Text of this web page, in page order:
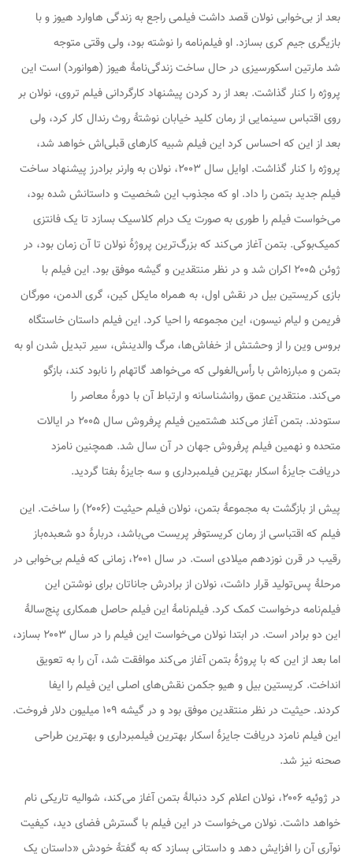
بعد ازبی‌خوابینولان قصد داشت فیلمی راجع به زندگی هاوارد هیوز و با
بازیگری جیم کری بسازد. او فیلم‌نامه را نوشته بود، ولی وقتی متوجه
شد مارتین اسکورسیزی در حال ساخت زندگی‌نامهٔ هیوز (هوانورد) است این
پروژه را کنار گذاشت. بعد از رد کردن پیشنهاد کارگردانی فیلم تروی، نولان بر
روی اقتباس سینمایی از رمان کلید خیاباننوشتهٔ روث رندال کار کرد، ولی
بعد از این که احساس کرد این فیلم شبیه کارهای قبلی‌اش خواهد شد،
پروژه را کنار گذاشت. اوایل سال ۲۰۰۳، نولان به وارنر برادرز پیشنهاد ساخت
فیلم جدید بتمن را داد. او که مجذوب این شخصیت و داستانش شده بود،
می‌خواست فیلم را طوری به صورت یک درام کلاسیک بسازد تا یک فانتزی
کمیک‌بوکی. بتمن آغاز می‌کند که بزرگ‌ترین پروژهٔ نولان تا آن زمان بود، در
ژوئن ۲۰۰۵ اکران شد و در نظر منتقدین و گیشه موفق بود. این فیلم با
بازی کریستین بیل در نقش اول، به همراه مایکل کین، گری الدمن، مورگان
فریمن و لیام نیسون، این مجموعه را احیا کرد. این فیلم داستان خاستگاه
بروس وین را از وحشتش از خفاش‌ها، مرگ والدینش، سیر تبدیل شدن او به
بتمن و مبارزه‌اش با رأس‌الغولی که می‌خواهد گاتهام را نابود کند، بازگو
می‌کند. منتقدین عمق روانشناسانه و ارتباط آن با دورهٔ معاصر را
ستودند. بتمن آغاز می‌کند
هشتمین فیلم پرفروش سال ۲۰۰۵ در ایالات
متحده و نهمین فیلم پرفروش جهان در آن سال شد. همچنین نامزد
دریافت جایزهٔ اسکار بهترین فیلمبرداری و سه جایزهٔ بفتا گردید.
پیش از بازگشت به مجموعهٔ بتمن، نولان فیلمحیثیت
(۲۰۰۶) را ساخت. این
فیلم که اقتباسی از رمان کریستوفر پریست می‌باشد، دربارهٔ دو شعبده‌باز
رقیب در قرن نوزدهم میلادی است. در سال ۲۰۰۱، زمانی که فیلم
بی‌خوابی در
مرحلهٔ پس‌تولید قرار داشت، نولان از برادرش جاناتان برای نوشتن این
فیلم‌نامه درخواست کمک کرد. فیلم‌نامهٔ این فیلم حاصل همکاری پنج‌سالهٔ
این دو برادر است. در ابتدا نولان می‌خواست این فیلم را در سال ۲۰۰۳ بسازد،
اما بعد از این که با پروژهٔبتمن آغاز می‌کندموافقت شد، آن را به تعویق
انداخت. کریستین بیل و هیو جکمن نقش‌های اصلی این فیلم را ایفا
کردند. حیثیت
در نظر منتقدین موفق بود و در گیشه ۱۰۹ میلیون دلار فروخت.
این فیلم نامزد دریافت جایزهٔ اسکار بهترین فیلمبرداری و بهترین طراحی
صحنه نیز شد.
در ژوئیه ۲۰۰۶، نولان اعلام کرد دنبالهٔ بتمن آغاز می‌کند، شوالیه تاریکینام
خواهد داشت. نولان می‌خواست در این فیلم با گسترش فضای دید، کیفیت
نوآری آن را افزایش دهد و داستانی بسازد که به گفتهٔ خودش «داستان یک